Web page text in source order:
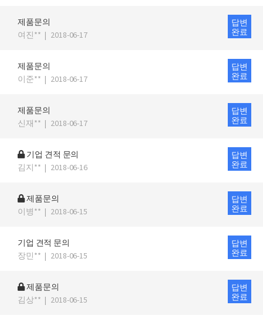
제품문의
여진** | 2018-06-17
답변
완료
제품문의
이준** | 2018-06-17
답변
완료
제품문의
신재** | 2018-06-17
답변
완료
기업 견적 문의
김지** | 2018-06-16
답변
완료
제품문의
이병** | 2018-06-15
답변
완료
기업 견적 문의
장민** | 2018-06-15
답변
완료
제품문의
김상** | 2018-06-15
답변
완료